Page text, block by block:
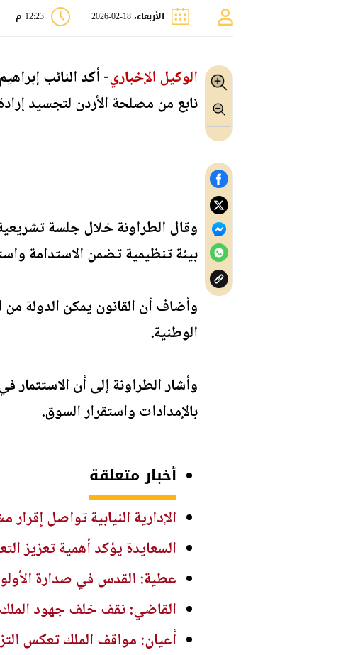
الأربعاء، 18-02-2026 12:23 م
الوكيل الإخباري-أكد النائب
نابع من مصلحة الأردن لتجسيد
وقال الطراونة خلال جلسة
بيئة تنظيمية تضمن الاستدامة
وأضاف أن القانون يمكن الدولة
الوطنية.
وأشار الطراونة إلى أن الاستثمار
بالإمدادات واستقرار السوق.
أخبار متعلقة
الإدارية النيابية تواصل إقرار
السعايدة يؤكد أهمية تعزيز
عطية: القدس في صدارة
القاضي: نقف خلف جهود الملك
أعيان: مواقف الملك تعكس